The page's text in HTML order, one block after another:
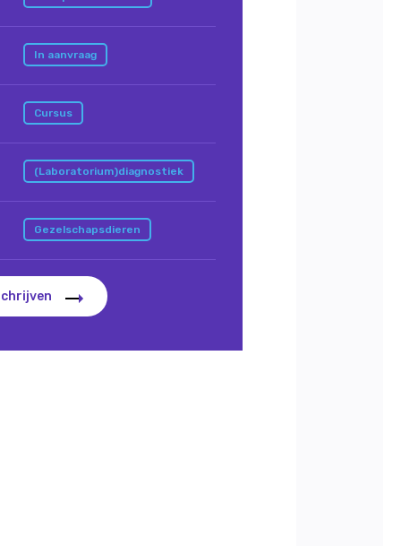
In aanvraag
Cursus
(Laboratorium)diagnostiek
Gezelschapsdieren